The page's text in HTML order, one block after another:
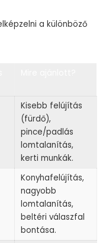
a különböző
Kisebb felújítás
(fürdő),
pince/padlás
lomtalanítás,
kerti munkák.
Konyhafelújítás,
nagyobb
lomtalanítás,
beltéri válaszfal
bontása.